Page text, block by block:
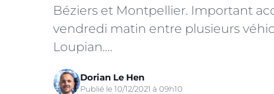
Béziers et Montpellier. Important
vendredi matin entre plusieurs
Loupian.…
Dorian Le Hen
Publié le 10/12/2021 à 09h10